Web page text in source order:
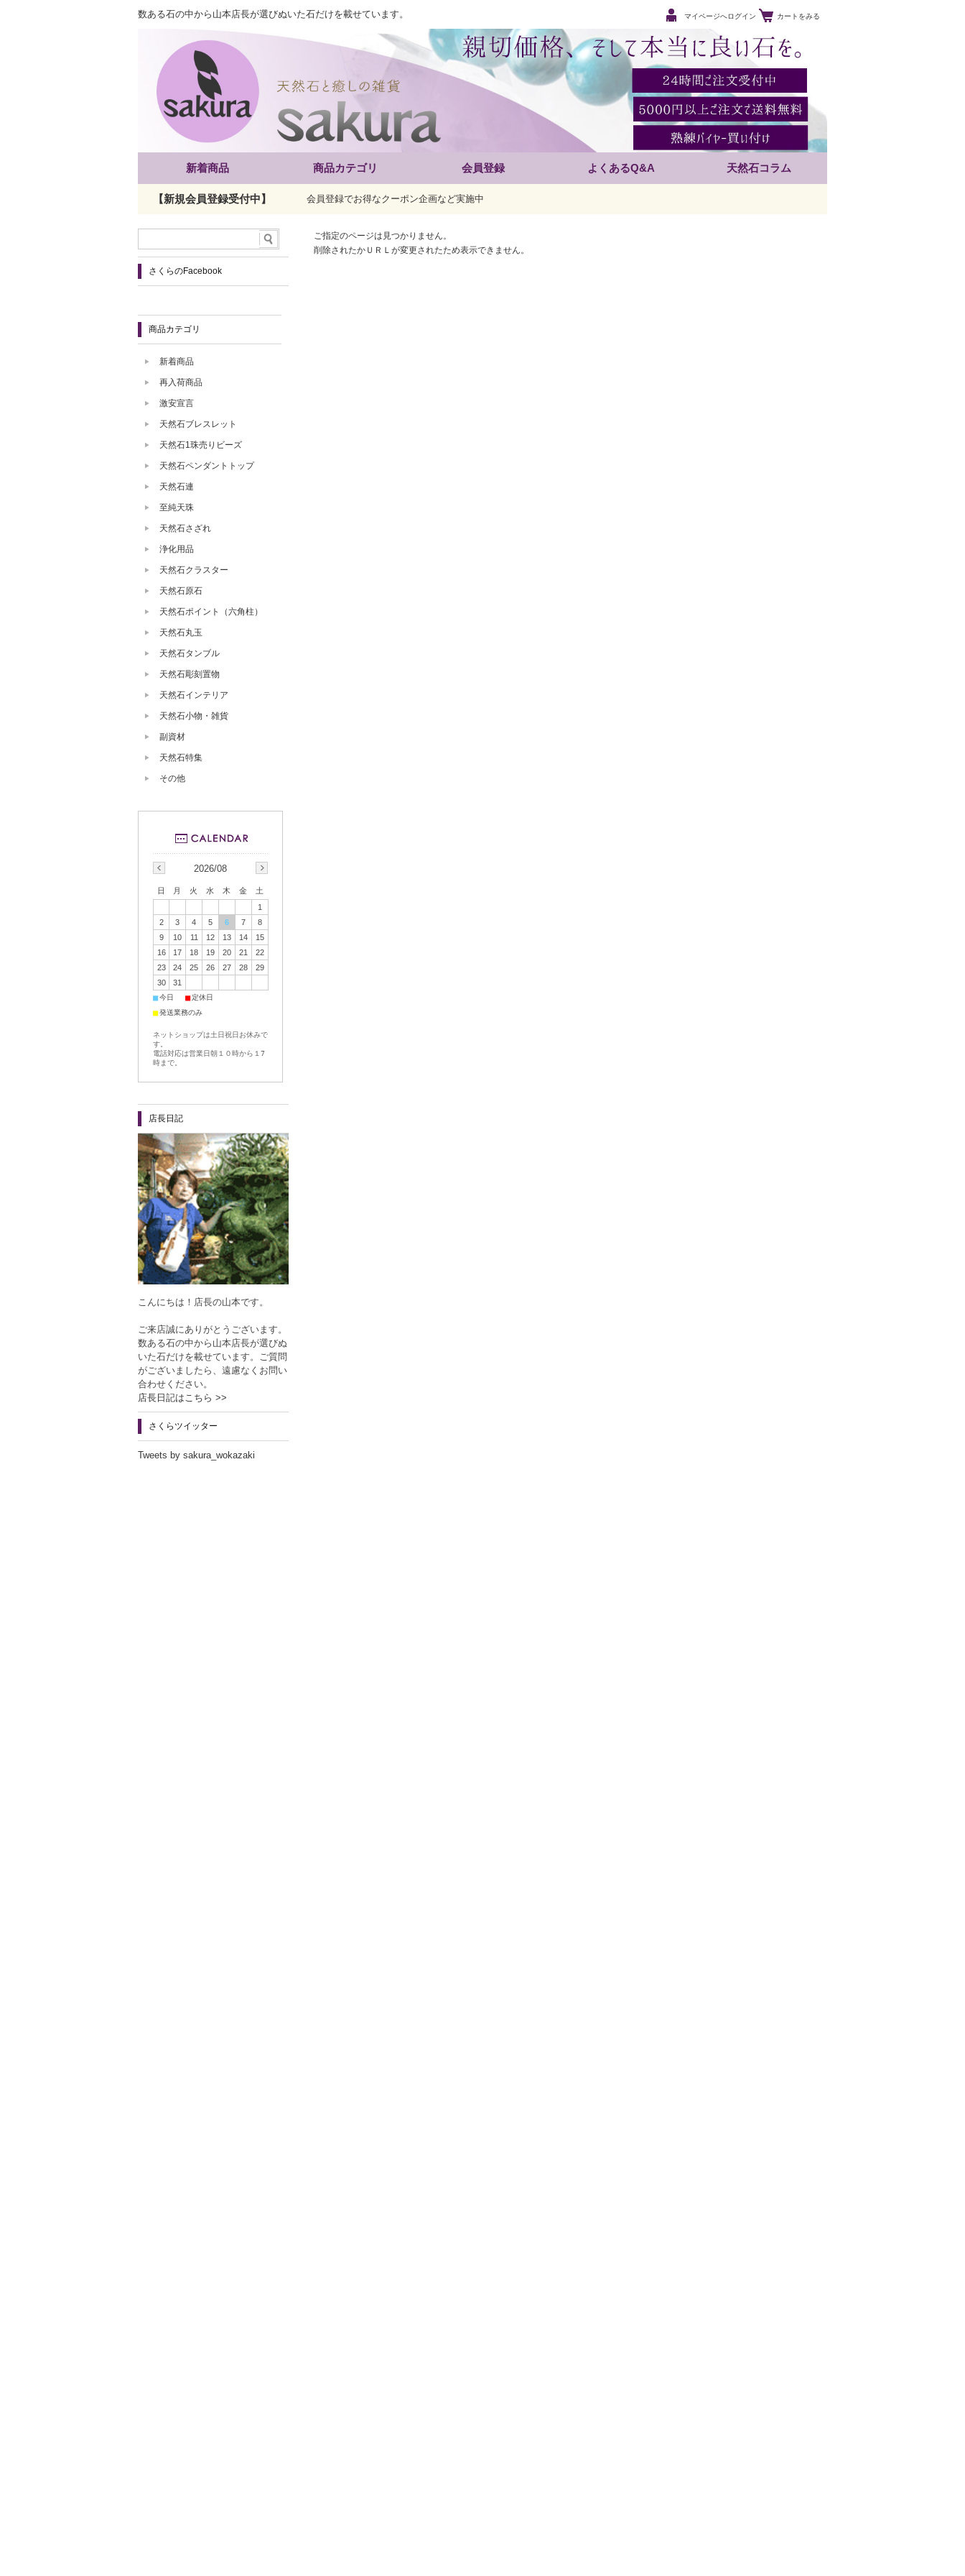
数ある石の中から山本店長が選びぬいた石だけを載せています。 マイページへログイン カートをみる
新着商品 商品カテゴリ 会員登録 よくあるQ&A 天然石コラム
【新規会員登録受付中】 会員登録でお得なクーポン企画など実施中
ご指定のページは見つかりません。
削除されたかＵＲＬが変更されたため表示できません。
さくらのFacebook
商品カテゴリ
新着商品
再入荷商品
激安宣言
天然石ブレスレット
天然石1珠売りビーズ
天然石ペンダントトップ
天然石連
至純天珠
天然石さざれ
浄化用品
天然石クラスター
天然石原石
天然石ポイント（六角柱）
天然石丸玉
天然石タンブル
天然石彫刻置物
天然石インテリア
天然石小物・雑貨
副資材
天然石特集
その他
2026/08
日 月 火 水 木 金
土
1
2
3 4 5 6 7
8
9
10 11 12 13 14
15
16
17 18 19 20 21
22
23
24 25 26 27 28
29
30
31
■今日 ■定休日
■発送業務のみ
ネットショップは土日祝日お休みで
す。
電話対応は営業日朝１０時から１7
時まで。
店長日記
こんにちは！店長の山本です。
ご来店誠にありがとうございます。
数ある石の中から山本店長が選びぬ
いた石だけを載せています。ご質問
がございましたら、遠慮なくお問い
合わせください。
店長日記はこちら >>
さくらツイッター
Tweets by sakura_wokazaki